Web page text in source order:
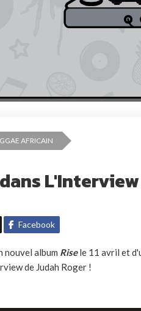
AFRICAIN
Facebook
nouvel album Risele 11 avril et
de Judah Roger !